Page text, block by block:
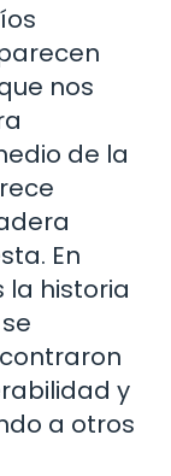
nos
de la
En
la historia
y
a otros